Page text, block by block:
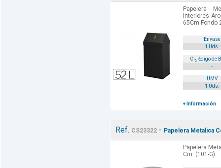
Papelera
Interiores
65Cm Fondo
Envase
1 Uds.
Cï¿½digo de
-
UMV
1 Uds.
+ Información
Ref. CS23322- Papelera Metalica
Papelera
Cm. (101-G).